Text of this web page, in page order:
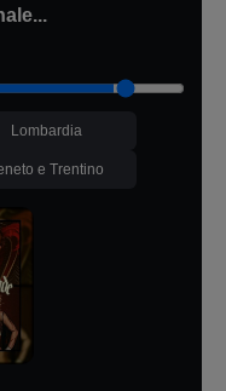
Lombardia
e Trentino